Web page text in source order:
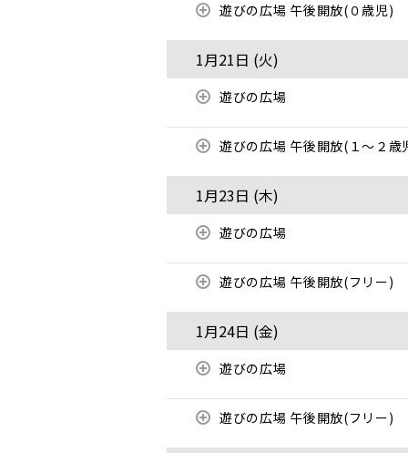
遊びの広場 午後開放(０歳児)
1月21日 (火)
遊びの広場
遊びの広場 午後開放(１～２歳
1月23日 (木)
遊びの広場
遊びの広場 午後開放(フリー)
1月24日 (金)
遊びの広場
遊びの広場 午後開放(フリー)